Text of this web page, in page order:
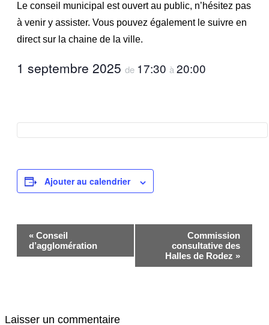
Le conseil municipal est ouvert au public, n’hésitez pas
à venir y assister. Vous pouvez également le suivre en
direct sur la chaine de la ville.
1 septembre 2025 de 17:30 à20:00
Ajouter au calendrier
Navigation
Évènement
« Conseil
d’agglomération
Commission
consultative des
Halles de Rodez »
Laisser un commentaire